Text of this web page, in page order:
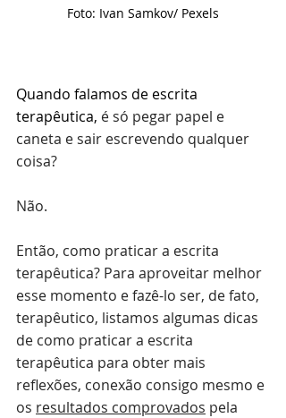
Foto: Ivan Samkov/ Pexels
Quando falamos de escrita
terapêutica, é só pegar papel e
caneta e sair escrevendo qualquer
coisa?
Não.
Então, como praticar a escrita
terapêutica? Para aproveitar melhor
esse momento e fazê-lo ser, de fato,
terapêutico, listamos algumas dicas
de como praticar a escrita
terapêutica para obter mais
reflexões, conexão consigo mesmo e
os resultados comprovados pela